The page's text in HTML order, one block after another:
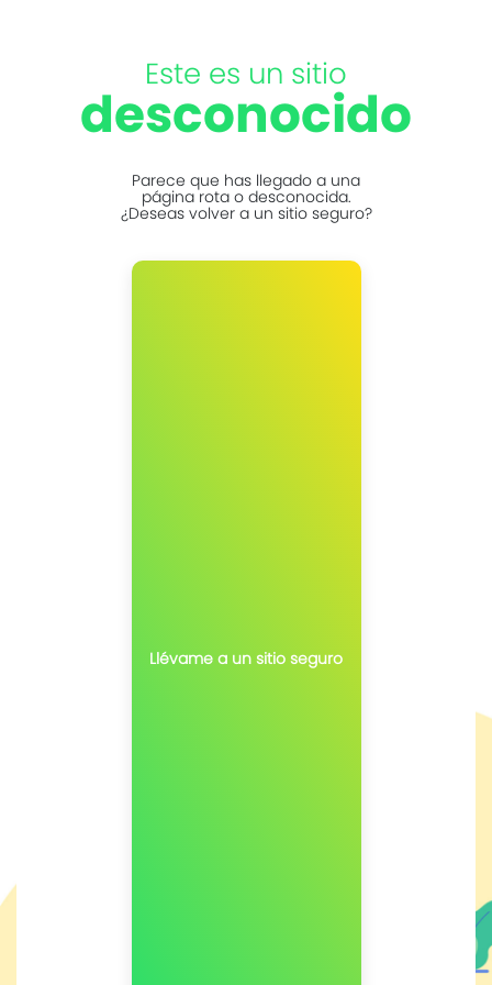
Este es un sitio
desconocido
Parece que has llegado a una
página rota o desconocida.
¿Deseas volver a un sitio seguro?
Llévame a un sitio seguro